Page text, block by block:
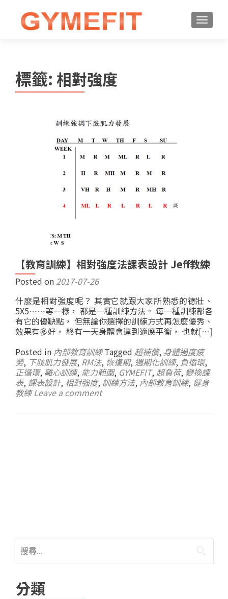
標籤: 相對強度
【教育訓練】相對強度法課表設計 Jeff教練
Posted on 2017-07-26
什麼是相對強度呢？ 其實它就跟大家所熟悉的德壯、
5X5⋯⋯等一樣， 都是一種訓練方法。 每一種訓練都各
有它的優缺點， 但無論你選擇的訓練方式再怎麼優秀、
效果有多好， 終有一天身體會達到適應平衡， 也就[…]
Posted in 內部教育訓練 Tagged 超補償, 身體過度疲
勞, 下肢肌力發展, RM法, 恢復期, 週期化訓練, 負循環,
正循環, 離心訓練, 能力範圍, GYMEFIT, 超負荷, 變換課
表, 課表設計, 相對強度, 訓練方法, 內部教育訓練, 健身
教練 Leave a comment
分類